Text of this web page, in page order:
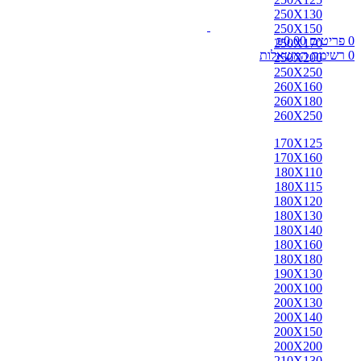
0 פריטים ₪0.00
0 רשימת המשאלות
250X130
250X150
250X170
250X200
250X250
260X160
260X180
260X250
170X125
170X160
180X110
180X115
180X120
180X130
180X140
180X160
180X180
190X130
200X100
200X130
200X140
200X150
200X200